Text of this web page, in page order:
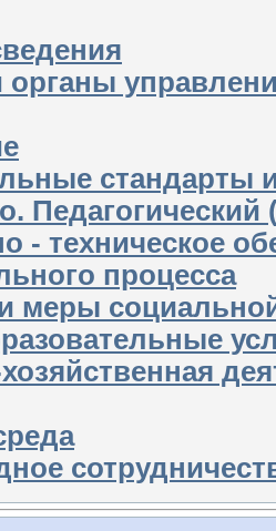
органы
стандарты
Педагогический
- техническое
процесса
меры